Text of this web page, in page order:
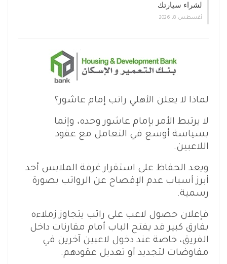
لشراء سيارتك
أغسطس 8, 2026
لماذا لا يعلن الأهلي راتب إمام عاشور؟
لا يرتبط الأمر بإمام عاشور وحده، وإنما
بسياسة أوسع في التعامل مع عقود
اللاعبين.
ويعد الحفاظ على استقرار غرفة الملابس أحد
أبرز أسباب عدم الإفصاح عن الرواتب بصورة
رسمية.
فإعلان حصول لاعب على راتب يتجاوز زملاءه
بفارق كبير قد يفتح الباب أمام مقارنات داخل
الفريق، خاصة عند دخول لاعبين آخرين في
مفاوضات لتجديد أو تعديل عقودهم.